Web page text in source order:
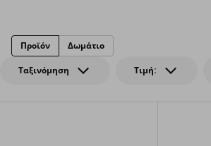
Ταξινόμηση Τιμή:
Προϊόν Δωμάτιο